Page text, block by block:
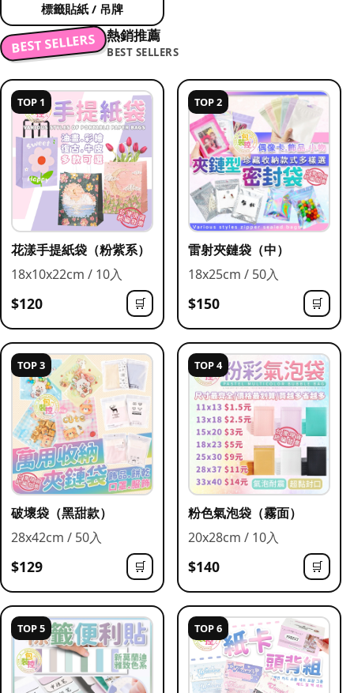
標籤貼紙 / 吊牌
BEST SELLERS 熱銷推薦
BEST SELLERS
TOP 1
花漾手提紙袋（粉紫系）
18x10x22cm / 10入
$120 🛒
TOP 2
雷射夾鏈袋（中）
18x25cm / 50入
$150 🛒
TOP 3
破壞袋（黑甜款）
28x42cm / 50入
$129 🛒
TOP 4
粉色氣泡袋（霧面）
20x28cm / 10入
$140 🛒
TOP 5 TOP 6